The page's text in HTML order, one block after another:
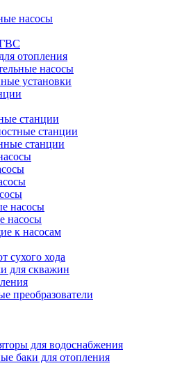
насосы
отопления
насосы
установки
станции
станции
станции
насосы
насосы
к насосам
сухого хода
для скважин
преобразователи
для водоснабжения
баки для отопления